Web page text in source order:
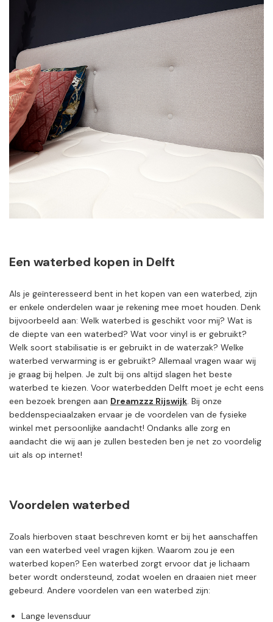
Een waterbed kopen in Delft
Als je geïnteresseerd bent in het kopen van een waterbed, zijn
er enkele onderdelen waar je rekening mee moet houden. Denk
bijvoorbeeld aan: Welk waterbed is geschikt voor mij? Wat is
de diepte van een waterbed? Wat voor vinyl is er gebruikt?
Welk soort stabilisatie is er gebruikt in de waterzak? Welke
waterbed verwarming is er gebruikt? Allemaal vragen waar wij
je graag bij helpen. Je zult bij ons altijd slagen het beste
waterbed te kiezen. Voor waterbedden Delft moet je echt eens
een bezoek brengen aan Dreamzzz Rijswijk. Bij onze
beddenspeciaalzaken ervaar je de voordelen van de fysieke
winkel met persoonlijke aandacht! Ondanks alle zorg en
aandacht die wij aan je zullen besteden ben je net zo voordelig
uit als op internet!
Voordelen waterbed
Zoals hierboven staat beschreven komt er bij het aanschaffen
van een waterbed veel vragen kijken. Waarom zou je een
waterbed kopen? Een waterbed zorgt ervoor dat je lichaam
beter wordt ondersteund, zodat woelen en draaien niet meer
gebeurd. Andere voordelen van een waterbed zijn:
Lange levensduur